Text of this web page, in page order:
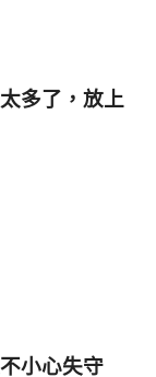
多了，放上
小心失守